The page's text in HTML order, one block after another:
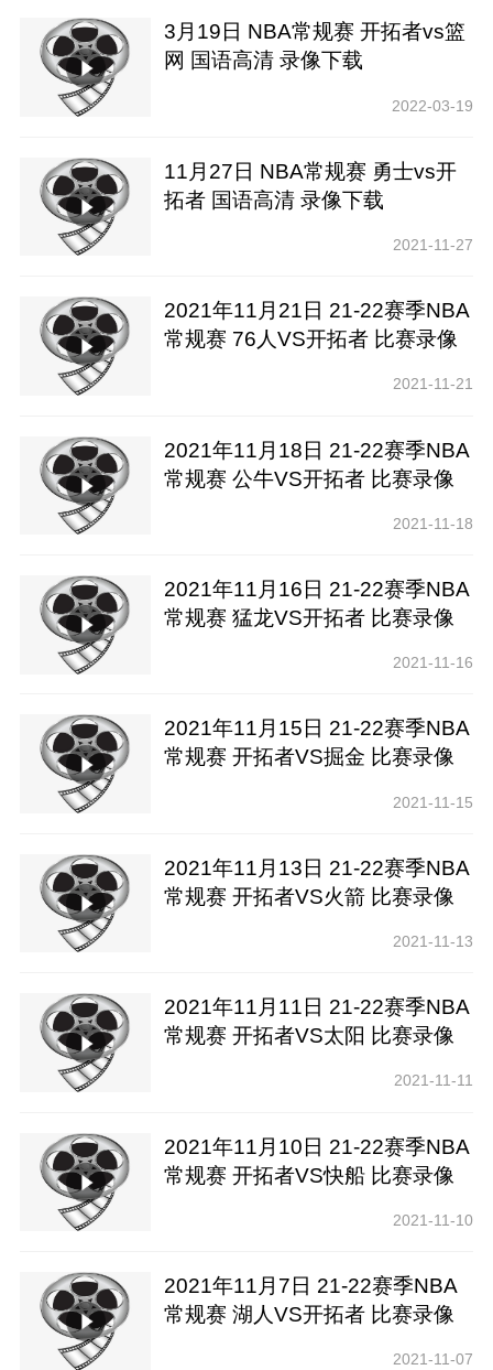
3月19日 NBA常规赛 开拓者vs篮
网 国语高清 录像下载
2022-03-19
11月27日 NBA常规赛 勇士vs开
拓者 国语高清 录像下载
2021-11-27
2021年11月21日 21-22赛季NBA
常规赛 76人VS开拓者 比赛录像
2021-11-21
2021年11月18日 21-22赛季NBA
常规赛 公牛VS开拓者 比赛录像
2021-11-18
2021年11月16日 21-22赛季NBA
常规赛 猛龙VS开拓者 比赛录像
2021-11-16
2021年11月15日 21-22赛季NBA
常规赛 开拓者VS掘金 比赛录像
2021-11-15
2021年11月13日 21-22赛季NBA
常规赛 开拓者VS火箭 比赛录像
2021-11-13
2021年11月11日 21-22赛季NBA
常规赛 开拓者VS太阳 比赛录像
2021-11-11
2021年11月10日 21-22赛季NBA
常规赛 开拓者VS快船 比赛录像
2021-11-10
2021年11月7日 21-22赛季NBA
常规赛 湖人VS开拓者 比赛录像
2021-11-07